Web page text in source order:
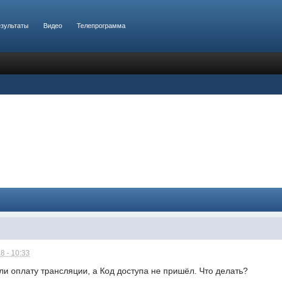
Видео
Телепрограмма
- 10:33
оплату трансляции, а Код доступа не пришёл. Что делать?